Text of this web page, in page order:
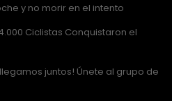
y no morir en el intento
Ciclistas Conquistaron el
juntos! Únete al grupo de